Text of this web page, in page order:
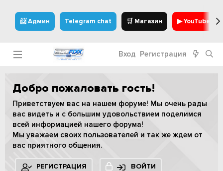
📨 Админ Telegram chat 🛒 Магазин ▶ YouTube
Вход Регистрация
Добро пожаловать гость!
Приветствуем вас на нашем форуме! Мы очень рады
вас видеть и с большим удовольствием поделимся
всей информацией нашего форума!
Мы уважаем своих пользователей и так же ждем от
вас приятного общения.
РЕГИСТРАЦИЯ ВОЙТИ